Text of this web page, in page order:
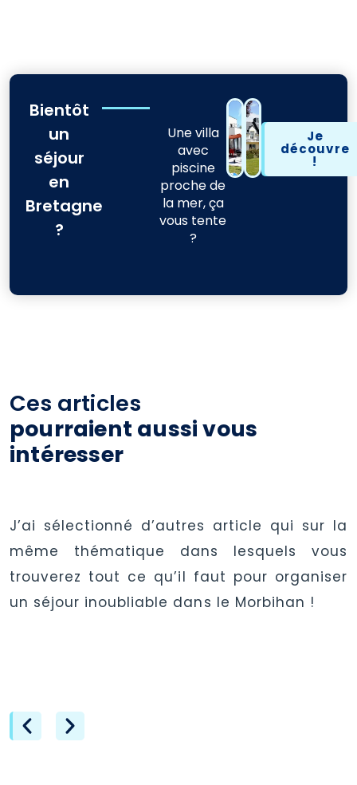
Bientôt
un
séjour
en
Bretagne
?
Une villa
avec
piscine
proche de
la mer, ça
vous tente
?
Je
découvre
!
Ces articles
pourraient aussi vous
intéresser
J’ai sélectionné d’autres article qui sur la
même thématique dans lesquels vous
trouverez tout ce qu’il faut pour organiser
un séjour inoubliable dans le Morbihan !